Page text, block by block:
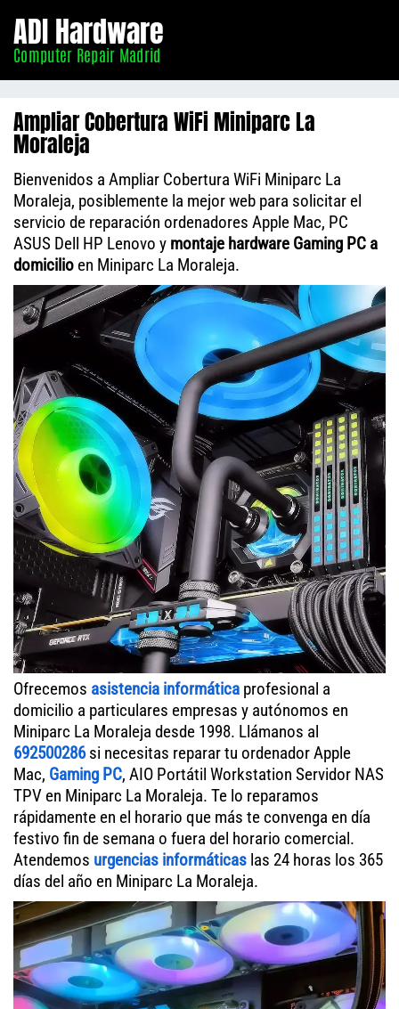
Madrid
ADI Hardware
Computer Repair Madrid
Ampliar Cobertura WiFi Miniparc La
Moraleja
Bienvenidos a Ampliar Cobertura WiFi Miniparc La
Moraleja, posiblemente la mejor web para solicitar el
servicio de reparación ordenadores Apple Mac, PC
ASUS Dell HP Lenovo y montaje hardware Gaming PC a
domicilio en Miniparc La Moraleja.
Ofrecemos asistencia informática profesional a
domicilio a particulares empresas y autónomos en
Miniparc La Moraleja desde 1998. Llámanos al
692500286si necesitas reparar tu ordenador Apple
Mac, Gaming PC, AIO Portátil Workstation Servidor NAS
TPV en Miniparc La Moraleja. Te lo reparamos
rápidamente en el horario que más te convenga en día
festivo fin de semana o fuera del horario comercial.
Atendemos urgencias informáticas las 24 horas los 365
días del año en Miniparc La Moraleja.